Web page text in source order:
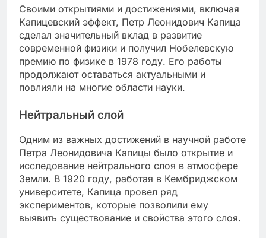
Своими открытиями и достижениями, включая
Капицевский эффект, Петр Леонидович Капица
сделал значительный вклад в развитие
современной физики и получил Нобелевскую
премию по физике в 1978 году. Его работы
продолжают оставаться актуальными и
повлияли на многие области науки.
Нейтральный слой
Одним из важных достижений в научной работе
Петра Леонидовича Капицы было открытие и
исследование нейтрального слоя в атмосфере
Земли. В 1920 году, работая в Кембриджском
университете, Капица провел ряд
экспериментов, которые позволили ему
выявить существование и свойства этого слоя.